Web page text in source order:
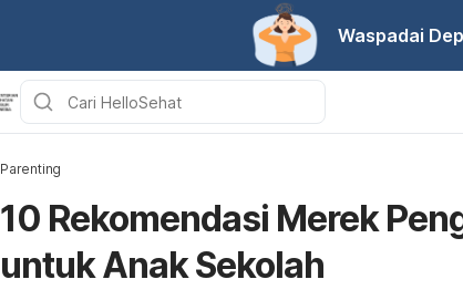
Waspadai
Parenting
10 Rekomendasi Merek
untuk Anak Sekolah